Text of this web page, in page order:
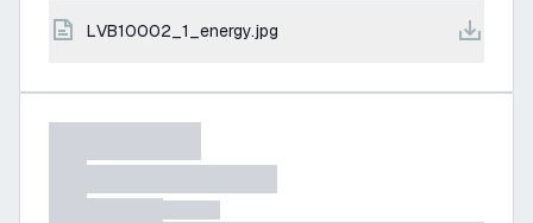
LVB10002_1_energy.jpg